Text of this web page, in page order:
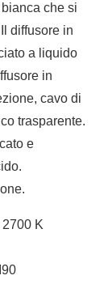
che si
diffusore in
a liquido
in
cavo di
trasparente.
e
K